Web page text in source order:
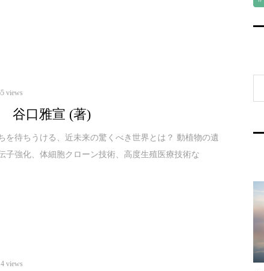
views
谷口雅宣 (著)
を待ちうける、近未来の驚くべき世界とは？ 動植物の遺
子強化、体細胞クローン技術、高度生殖医療技術な
views